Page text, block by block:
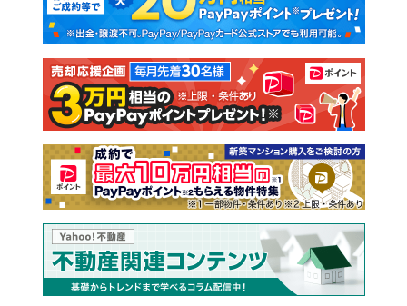
新築一戸建て 中古一戸建て
注文住宅 土地
売却査定